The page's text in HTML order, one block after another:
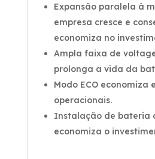
Expansão paralela à
empresa cresce e
economiza no
Ampla faixa de
prolonga a vida da
Modo ECO economiza
operacionais.
Instalação de bateria
economiza o